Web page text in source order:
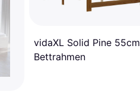
vidaXL Solid Pine 55cm
Bettrahmen